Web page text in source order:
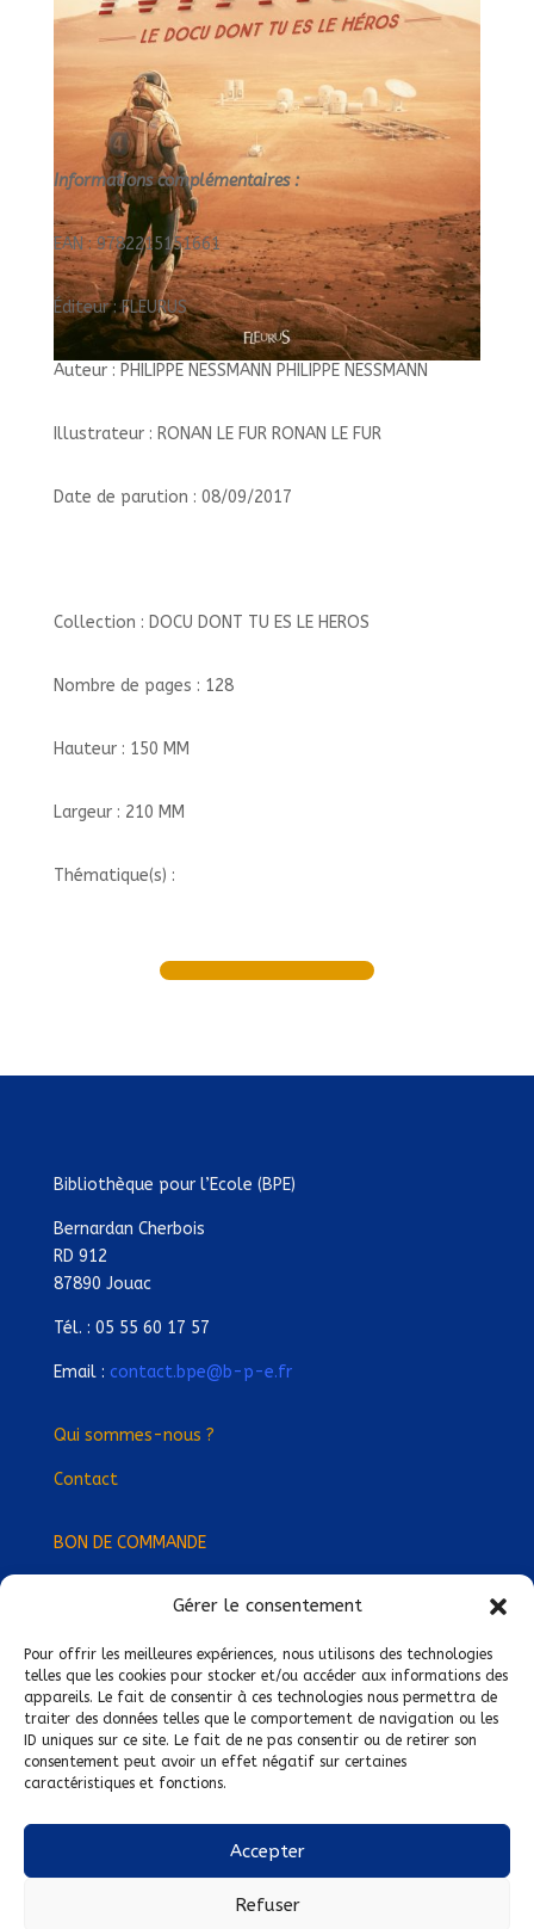
Gérer le consentement
Pour offrir les meilleures expériences, nous utilisons des technologies
telles que les cookies pour stocker et/ou accéder aux informations des
appareils. Le fait de consentir à ces technologies nous permettra de
traiter des données telles que le comportement de navigation ou les
ID uniques sur ce site. Le fait de ne pas consentir ou de retirer son
consentement peut avoir un effet négatif sur certaines
caractéristiques et fonctions.
Accepter
Refuser
Informations complémentaires :
EAN : 9782215151661
Éditeur : FLEURUS
Auteur : PHILIPPE NESSMANN PHILIPPE NESSMANN
Illustrateur : RONAN LE FUR RONAN LE FUR
Date de parution : 08/09/2017
Collection : DOCU DONT TU ES LE HEROS
Nombre de pages : 128
Hauteur : 150 MM
Largeur : 210 MM
Thématique(s) :
Bibliothèque pour l’Ecole (BPE)
Bernardan Cherbois
RD 912
87890 Jouac
Tél. : 05 55 60 17 57
Email : contact.bpe@b-p-e.fr
Qui sommes-nous ?
Contact
BON DE COMMANDE
Devenez Délégué·e Régional·e !
Trouvez-nous près de chez vous !
Mentions légales
Conditions générales de vente
Politique de confidentialité